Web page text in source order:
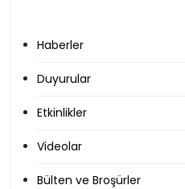
Haberler
Duyurular
Etkinlikler
Videolar
Bülten ve Broşürler